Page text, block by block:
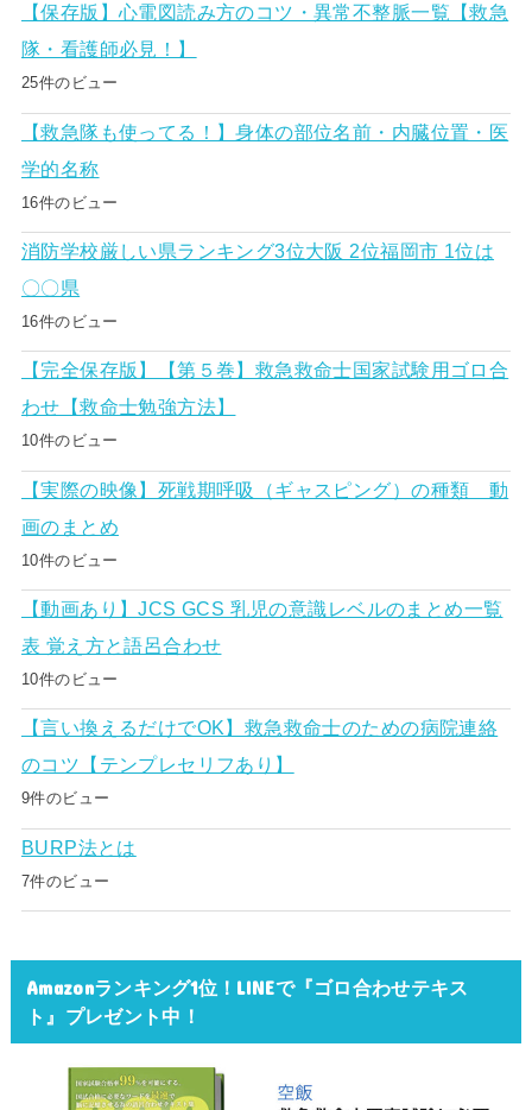
【保存版】心電図読み方のコツ・異常不整脈一覧【救急
隊・看護師必見！】
25件のビュー
【救急隊も使ってる！】身体の部位名前・内臓位置・医
学的名称
16件のビュー
消防学校厳しい県ランキング3位大阪 2位福岡市 1位は
〇〇県
16件のビュー
【完全保存版】【第５巻】救急救命士国家試験用ゴロ合
わせ【救命士勉強方法】
10件のビュー
【実際の映像】死戦期呼吸（ギャスピング）の種類 動
画のまとめ
10件のビュー
【動画あり】JCS GCS 乳児の意識レベルのまとめ一覧
表 覚え方と語呂合わせ
10件のビュー
【言い換えるだけでOK】救急救命士のための病院連絡
のコツ【テンプレセリフあり】
9件のビュー
BURP法とは
7件のビュー
Amazonランキング1位！LINEで『ゴロ合わせテキス
ト』プレゼント中！